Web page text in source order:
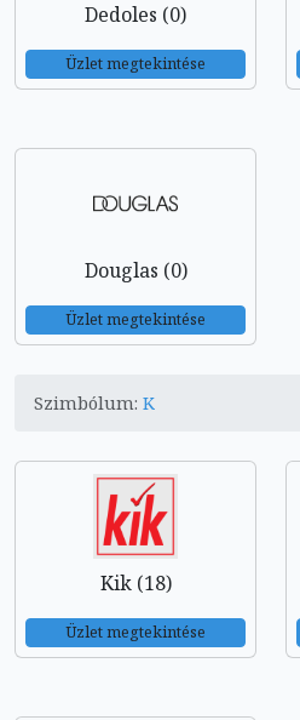
Dedoles (0)
Üzlet megtekintése
Douglas (0)
Üzlet megtekintése
Szimbólum: K
Kik (18)
Üzlet megtekintése